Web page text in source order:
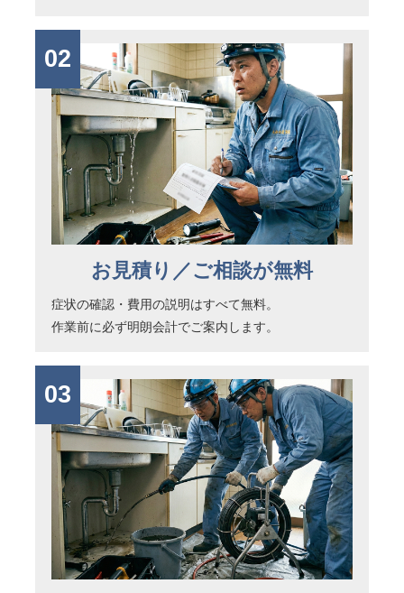
02
お見積り／ご相談が無料
症状の確認・費用の説明はすべて無料。
作業前に必ず明朗会計でご案内します。
03